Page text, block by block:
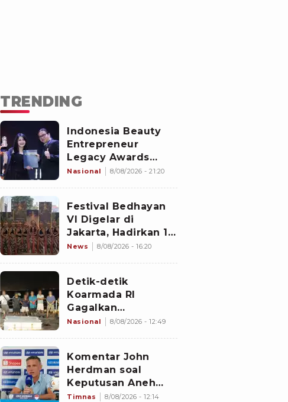
TRENDING
Indonesia Beauty
Entrepreneur
Legacy Awards
2026 Digelar di
Negara Adu Karya
PMU
Nasional 8/08/2026 - 21:20
Festival Bedhayan
VI Digelar di
Jakarta, Hadirkan 16
Kelompok Tari dari
News 8/08/2026 - 16:20
Detik-detik
Koarmada RI
Gagalkan
Penyelundupan 1,3
Perairan Bintan
Nasional 8/08/2026 - 12:49
Komentar John
Herdman soal
Keputusan Aneh
Wasit Laga Timnas
Timnas 8/08/2026 - 12:14